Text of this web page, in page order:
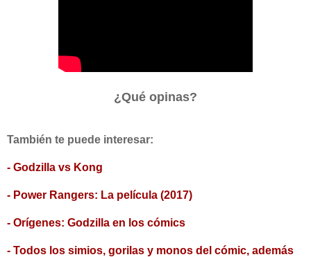
¿Qué opinas?
También te puede interesar:
- Godzilla vs Kong
- Power Rangers: La película (2017)
- Orígenes: Godzilla en los cómics
- Todos los simios, gorilas y monos del cómic, además